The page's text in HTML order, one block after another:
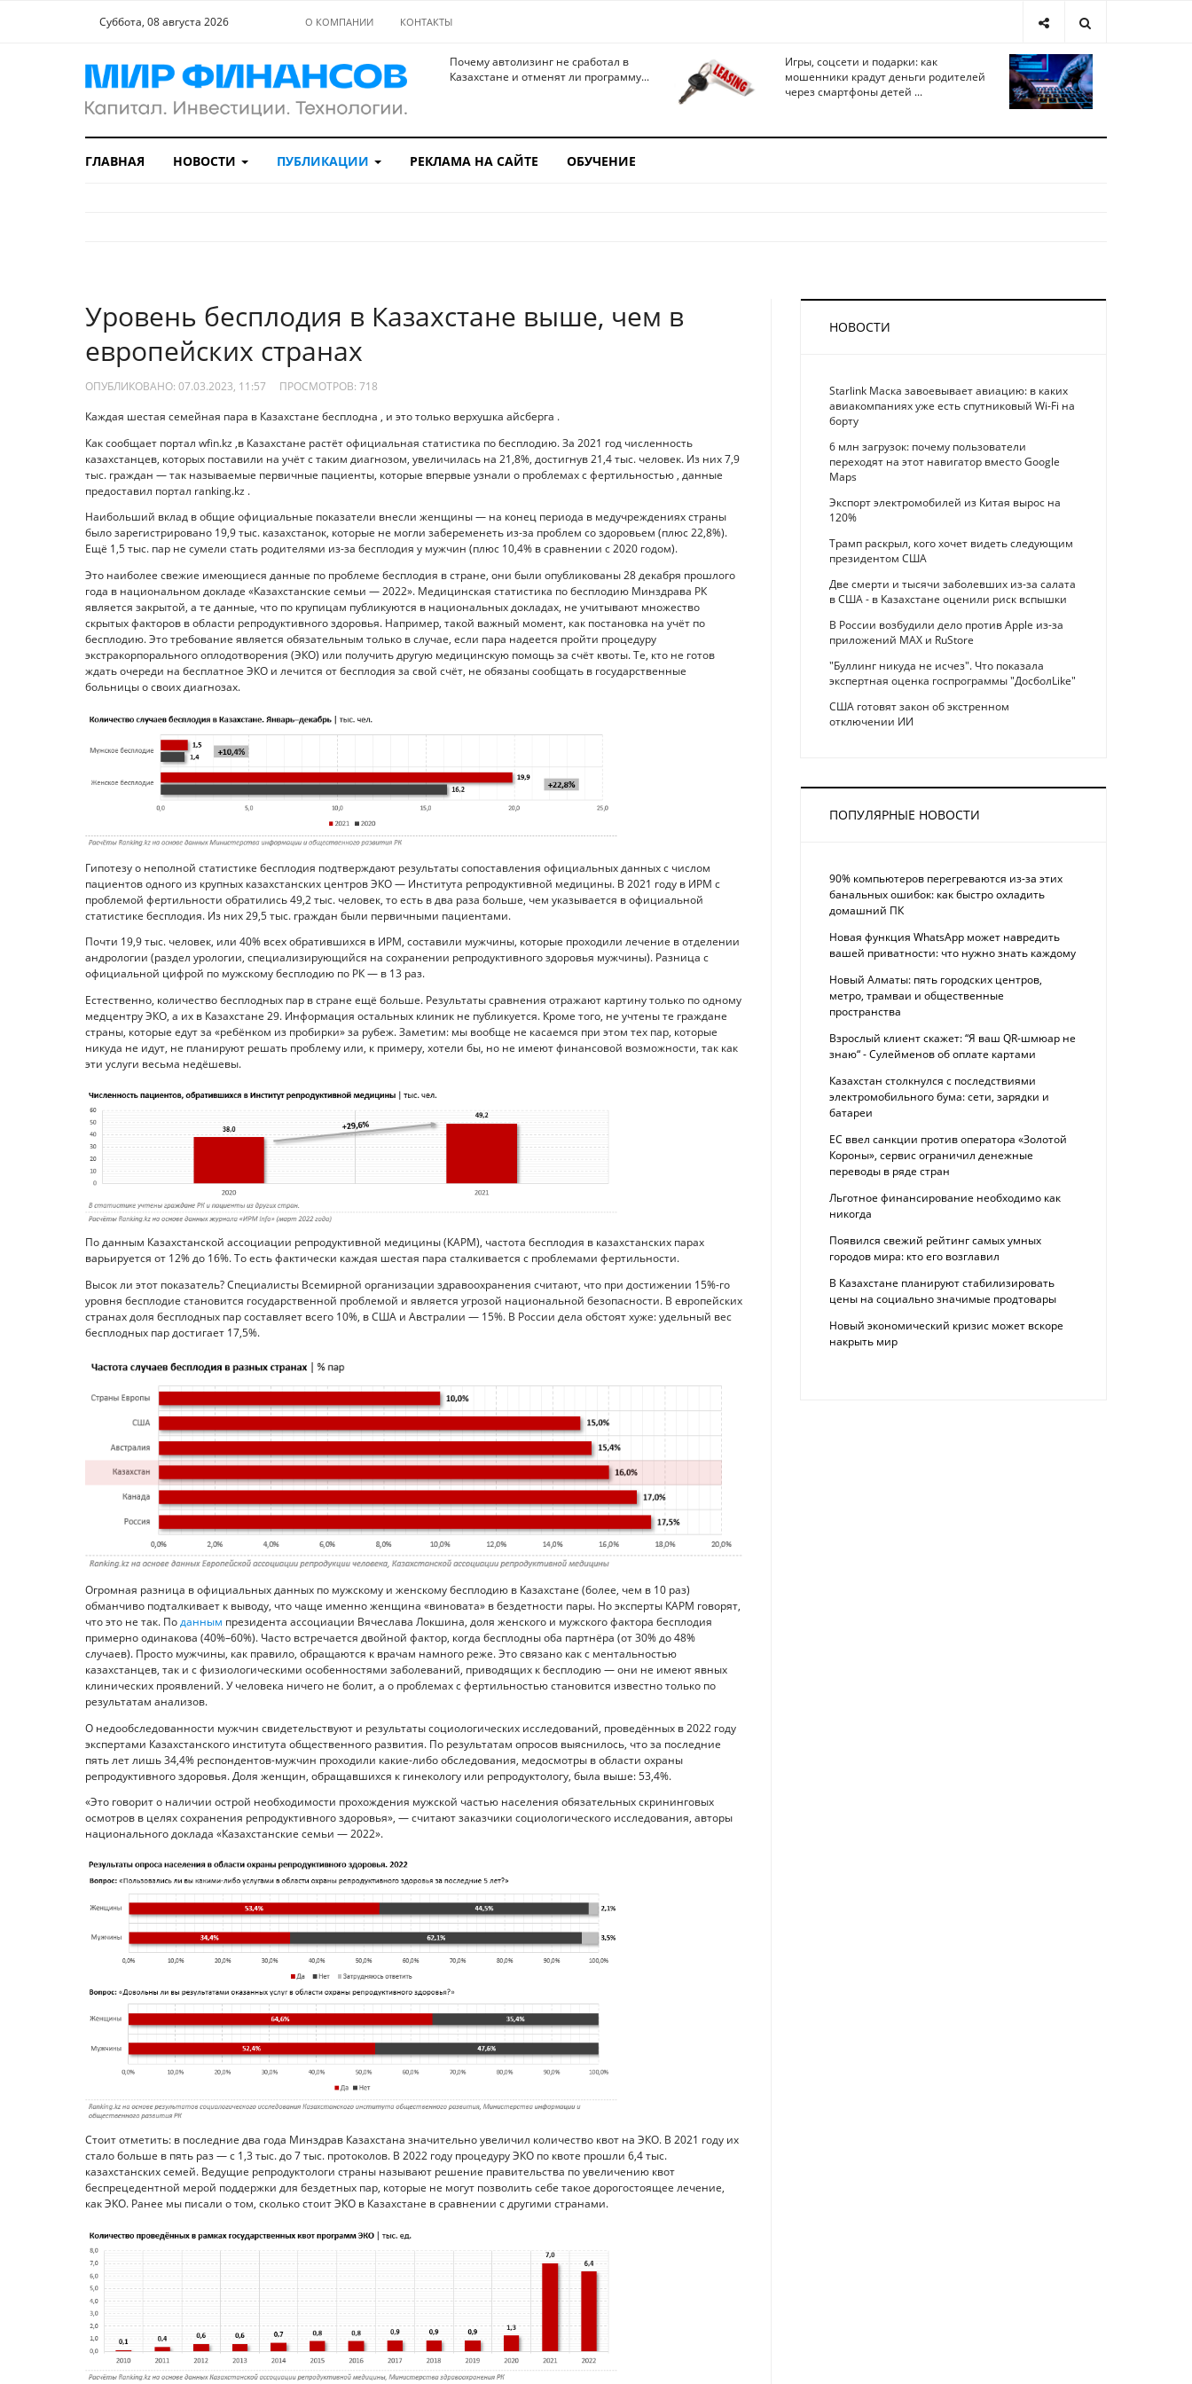
Суббота, 08 августа 2026 О КОМПАНИИ КОНТАКТЫ
Почему автолизинг не сработал в
Казахстане и отменят ли программу...
Игры, соцсети и подарки: как
мошенники крадут деньги родителей
через смартфоны детей ...
ГЛАВНАЯ НОВОСТИ ПУБЛИКАЦИИ РЕКЛАМА НА САЙТЕ ОБУЧЕНИЕ
Уровень бесплодия в Казахстане выше, чем в
европейских странах
ОПУБЛИКОВАНО: 07.03.2023, 11:57 ПРОСМОТРОВ: 718
Каждая шестая семейная пара в Казахстане бесплодна , и это только верхушка айсберга .
Как сообщает портал wfin.kz ,в Казахстане растёт официальная статистика по бесплодию. За 2021 год численность
казахстанцев, которых поставили на учёт с таким диагнозом, увеличилась на 21,8%, достигнув 21,4 тыс. человек. Из них 7,9
тыс. граждан — так называемые первичные пациенты, которые впервые узнали о проблемах с фертильностью , данные
предоставил портал ranking.kz .
Наибольший вклад в общие официальные показатели внесли женщины — на конец периода в медучреждениях страны
было зарегистрировано 19,9 тыс. казахстанок, которые не могли забеременеть из-за проблем со здоровьем (плюс 22,8%).
Ещё 1,5 тыс. пар не сумели стать родителями из-за бесплодия у мужчин (плюс 10,4% в сравнении с 2020 годом).
Это наиболее свежие имеющиеся данные по проблеме бесплодия в стране, они были опубликованы 28 декабря прошлого
года в национальном докладе «Казахстанские семьи — 2022». Медицинская статистика по бесплодию Минздрава РК
является закрытой, а те данные, что по крупицам публикуются в национальных докладах, не учитывают множество
скрытых факторов в области репродуктивного здоровья. Например, такой важный момент, как постановка на учёт по
бесплодию. Это требование является обязательным только в случае, если пара надеется пройти процедуру
экстракорпорального оплодотворения (ЭКО) или получить другую медицинскую помощь за счёт квоты. Те, кто не готов
ждать очереди на бесплатное ЭКО и лечится от бесплодия за свой счёт, не обязаны сообщать в государственные
больницы о своих диагнозах.
Гипотезу о неполной статистике бесплодия подтверждают результаты сопоставления официальных данных с числом
пациентов одного из крупных казахстанских центров ЭКО — Института репродуктивной медицины. В 2021 году в ИРМ с
проблемой фертильности обратились 49,2 тыс. человек, то есть в два раза больше, чем указывается в официальной
статистике бесплодия. Из них 29,5 тыс. граждан были первичными пациентами.
Почти 19,9 тыс. человек, или 40% всех обратившихся в ИРМ, составили мужчины, которые проходили лечение в отделении
андрологии (раздел урологии, специализирующийся на сохранении репродуктивного здоровья мужчины). Разница с
официальной цифрой по мужскому бесплодию по РК — в 13 раз.
Естественно, количество бесплодных пар в стране ещё больше. Результаты сравнения отражают картину только по одному
медцентру ЭКО, а их в Казахстане 29. Информация остальных клиник не публикуется. Кроме того, не учтены те граждане
страны, которые едут за «ребёнком из пробирки» за рубеж. Заметим: мы вообще не касаемся при этом тех пар, которые
никуда не идут, не планируют решать проблему или, к примеру, хотели бы, но не имеют финансовой возможности, так как
эти услуги весьма недёшевы.
По данным Казахстанской ассоциации репродуктивной медицины (КАРМ), частота бесплодия в казахстанских парах
варьируется от 12% до 16%. То есть фактически каждая шестая пара сталкивается с проблемами фертильности.
Высок ли этот показатель? Специалисты Всемирной организации здравоохранения считают, что при достижении 15%-го
уровня бесплодие становится государственной проблемой и является угрозой национальной безопасности. В европейских
странах доля бесплодных пар составляет всего 10%, в США и Австралии — 15%. В России дела обстоят хуже: удельный вес
бесплодных пар достигает 17,5%.
Огромная разница в официальных данных по мужскому и женскому бесплодию в Казахстане (более, чем в 10 раз)
обманчиво подталкивает к выводу, что чаще именно женщина «виновата» в бездетности пары. Но эксперты КАРМ говорят,
что это не так. Поданным президента ассоциации Вячеслава Локшина, доля женского и мужского фактора бесплодия
примерно одинакова (40%–60%). Часто встречается двойной фактор, когда бесплодны оба партнёра (от 30% до 48%
случаев). Просто мужчины, как правило, обращаются к врачам намного реже. Это связано как с ментальностью
казахстанцев, так и с физиологическими особенностями заболеваний, приводящих к бесплодию — они не имеют явных
клинических проявлений. У человека ничего не болит, а о проблемах с фертильностью становится известно только по
результатам анализов.
О недообследованности мужчин свидетельствуют и результаты социологических исследований, проведённых в 2022 году
экспертами Казахстанского института общественного развития. По результатам опросов выяснилось, что за последние
пять лет лишь 34,4% респондентов-мужчин проходили какие-либо обследования, медосмотры в области охраны
репродуктивного здоровья. Доля женщин, обращавшихся к гинекологу или репродуктологу, была выше: 53,4%.
«Это говорит о наличии острой необходимости прохождения мужской частью населения обязательных скрининговых
осмотров в целях сохранения репродуктивного здоровья», — считают заказчики социологического исследования, авторы
национального доклада «Казахстанские семьи — 2022».
Стоит отметить: в последние два года Минздрав Казахстана значительно увеличил количество квот на ЭКО. В 2021 году их
стало больше в пять раз — с 1,3 тыс. до 7 тыс. протоколов. В 2022 году процедуру ЭКО по квоте прошли 6,4 тыс.
казахстанских семей. Ведущие репродуктологи страны называют решение правительства по увеличению квот
беспрецедентной мерой поддержки для бездетных пар, которые не могут позволить себе такое дорогостоящее лечение,
как ЭКО. Ранее мы писали о том, сколько стоит ЭКО в Казахстане в сравнении с другими странами.
НОВОСТИ
Starlink Маска завоевывает авиацию: в каких
авиакомпаниях уже есть спутниковый Wi-Fi на
борту
6 млн загрузок: почему пользователи
переходят на этот навигатор вместо Google
Maps
Экспорт электромобилей из Китая вырос на
120%
Трамп раскрыл, кого хочет видеть следующим
президентом США
Две смерти и тысячи заболевших из-за салата
в США - в Казахстане оценили риск вспышки
В России возбудили дело против Apple из-за
приложений MAX и RuStore
"Буллинг никуда не исчез". Что показала
экспертная оценка госпрограммы "ДосболLike"
США готовят закон об экстренном
отключении ИИ
ПОПУЛЯРНЫЕ НОВОСТИ
90% компьютеров перегреваются из-за этих
банальных ошибок: как быстро охладить
домашний ПК
Новая функция WhatsApp может навредить
вашей приватности: что нужно знать каждому
Новый Алматы: пять городских центров,
метро, трамваи и общественные
пространства
Взрослый клиент скажет: “Я ваш QR-шмюар не
знаю“ - Сулейменов об оплате картами
Казахстан столкнулся с последствиями
электромобильного бума: сети, зарядки и
батареи
ЕС ввел санкции против оператора «Золотой
Короны», сервис ограничил денежные
переводы в ряде стран
Льготное финансирование необходимо как
никогда
Появился свежий рейтинг самых умных
городов мира: кто его возглавил
В Казахстане планируют стабилизировать
цены на социально значимые продтовары
Новый экономический кризис может вскоре
накрыть мир